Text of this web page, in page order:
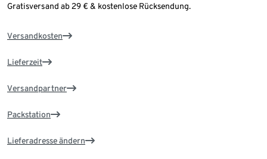
Gratisversand ab 29 € & kostenlose Rücksendung.
Versandkosten
Lieferzeit
Versandpartner
Packstation
Lieferadresse ändern